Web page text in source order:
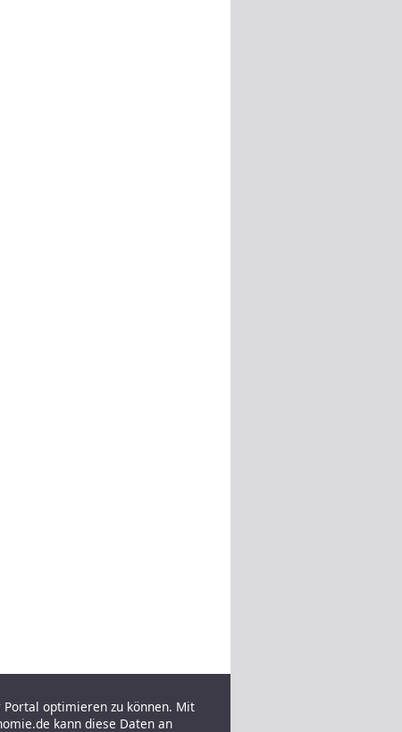
optimieren zu können. Mit
kann diese Daten an